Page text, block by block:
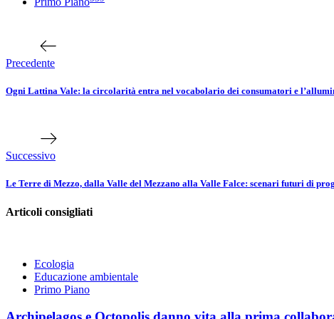
articoli
Precedente
Ogni Lattina Vale: la circolarità entra nel vocabolario dei consumatori e
Successivo
Le Terre di Mezzo, dalla Valle del Mezzano alla Valle Falce: scenari futuri di
Articoli consigliati
Ecologia
Educazione ambientale
Primo Piano